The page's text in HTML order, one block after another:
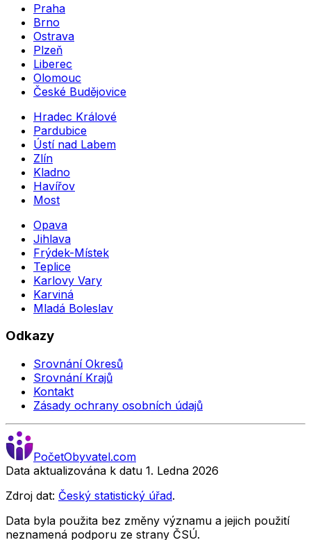
Praha
Brno
Ostrava
Plzeň
Liberec
Olomouc
České Budějovice
Hradec Králové
Pardubice
Ústí nad Labem
Zlín
Kladno
Havířov
Most
Opava
Jihlava
Frýdek-Místek
Teplice
Karlovy Vary
Karviná
Mladá Boleslav
Odkazy
Srovnání Okresů
Srovnání Krajů
Kontakt
Zásady ochrany osobních údajů
PočetObyvatel.com
Data aktualizována k datu 1. Ledna 2026
Zdroj dat: Český statistický úřad.
Data byla použita bez změny významu a jejich použití
neznamená podporu ze strany ČSÚ.